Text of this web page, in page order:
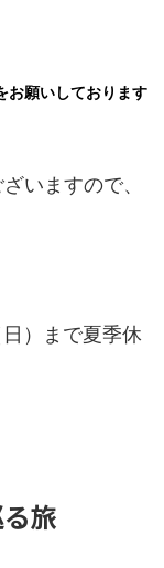
お願いしております
いますので、
）まで夏季休
旅